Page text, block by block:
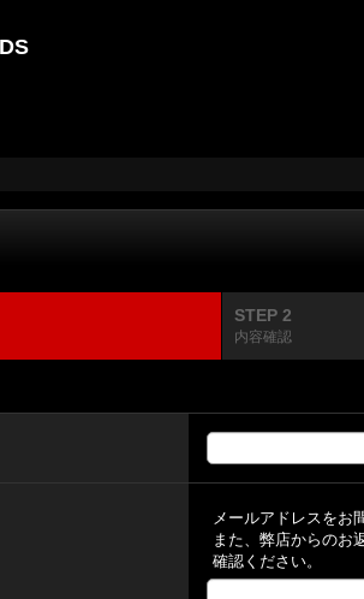
STEP 2
内容確認
メールアドレスをお
また、弊店からのお
確認ください。